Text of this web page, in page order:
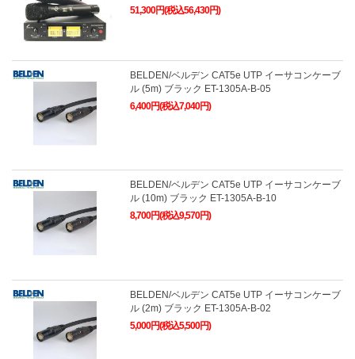
51,300円(税込56,430円)
BELDEN/ベルデン CAT5e UTP イーサコンケーブ
ル (5m) ブラック ET-1305A-B-05
6,400円(税込7,040円)
BELDEN/ベルデン CAT5e UTP イーサコンケーブ
ル (10m) ブラック ET-1305A-B-10
8,700円(税込9,570円)
BELDEN/ベルデン CAT5e UTP イーサコンケーブ
ル (2m) ブラック ET-1305A-B-02
5,000円(税込5,500円)